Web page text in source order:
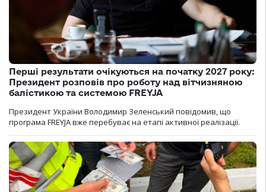
Перші результати очікуються на початку 2027 року:
Президент розповів про роботу над вітчизняною
балістикою та системою FREYJA
Президент України Володимир Зеленський повідомив, що
програма FREYJA вже перебуває на етапі активної реалізації.